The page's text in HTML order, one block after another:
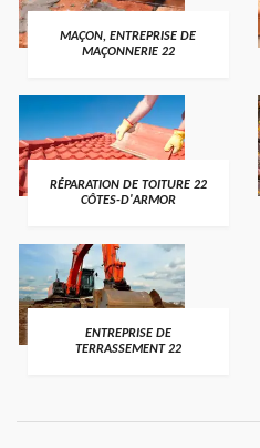
MAÇON, ENTREPRISE DE
MAÇONNERIE 22
RÉPARATION DE TOITURE 22
CÔTES-D'ARMOR
ENTREPRISE DE
TERRASSEMENT 22